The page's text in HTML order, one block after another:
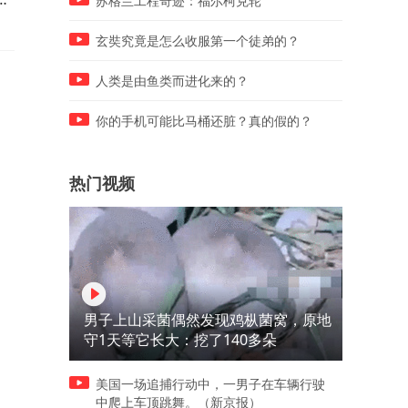
玄奘究竟是怎么收服第一个徒弟的？
人类是由鱼类而进化来的？
你的手机可能比马桶还脏？真的假的？
热门视频
男子上山采菌偶然发现鸡枞菌窝，原地
守1天等它长大：挖了140多朵
美国一场追捕行动中，一男子在车辆行驶
中爬上车顶跳舞。（新京报）